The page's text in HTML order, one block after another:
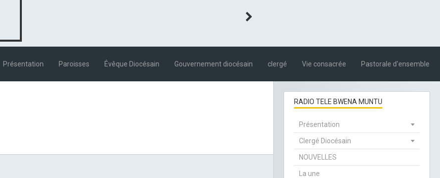
Présentation Paroisses Évêque Diocésain Gouvernement diocésain clergé Vie consacrée Pastorale d'ensemble
RADIO TELE BWENA MUNTU
Présentation
Clergé Diocésain
NOUVELLES
La une